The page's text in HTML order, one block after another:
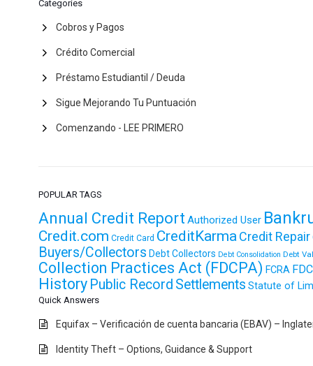
Categories
Cobros y Pagos
Crédito Comercial
Préstamo Estudiantil / Deuda
Sigue Mejorando Tu Puntuación
Comenzando - LEE PRIMERO
POPULAR TAGS
Annual Credit Report Authorized User
Credit.com Credit Card CreditKarmaCredit Repair
Buyers/Collectors Debt Collectors Debt Consolidation Debt
Collection Practices Act (FDCPA) FCRA
History Public Record Settlements Statute of
Quick Answers
Equifax – Verificación de cuenta bancaria (EBAV) –
Identity Theft – Options, Guidance & Support